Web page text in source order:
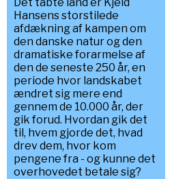
Hansens storstilede
afdækning af kampen om
den danske natur og den
dramatiske forarmelse af
den de seneste 250 år, en
periode hvor landskabet
ændret sig mere end
gennem de 10.000 år, der
gik forud. Hvordan gik det
til, hvem gjorde det, hvad
drev dem, hvor kom
pengene fra - og kunne det
overhovedet betale sig?